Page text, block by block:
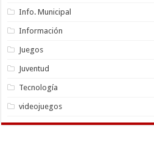
Info. Municipal
Información
Juegos
Juventud
Tecnología
videojuegos